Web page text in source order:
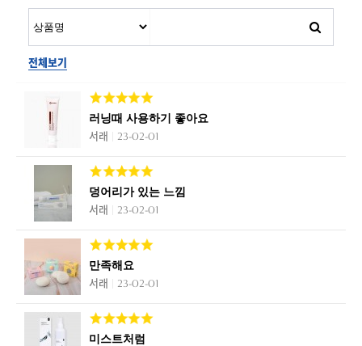
전체보기
러닝때 사용하기 좋아요
서래 23-02-01
덩어리가 있는 느낌
서래 23-02-01
만족해요
서래 23-02-01
미스트처럼